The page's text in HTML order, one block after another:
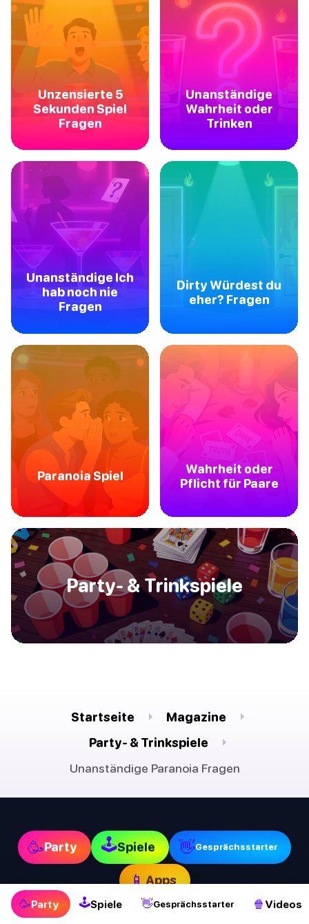
🥳Party 🕹Spiele 👋Gesprächsstarter 🍿 Videos
Unzensierte 5
Sekunden Spiel
Fragen
Unanständige
Wahrheit oder
Trinken
Unanständige Ich
hab noch nie
Fragen
Dirty Würdest du
eher? Fragen
Paranoia Spiel
Wahrheit oder
Pflicht für Paare
Party- & Trinkspiele
Startseite
Magazine
Party- & Trinkspiele
Unanständige Paranoia Fragen
🥳Party 🕹Spiele 👋Gesprächsstarter
📱Apps